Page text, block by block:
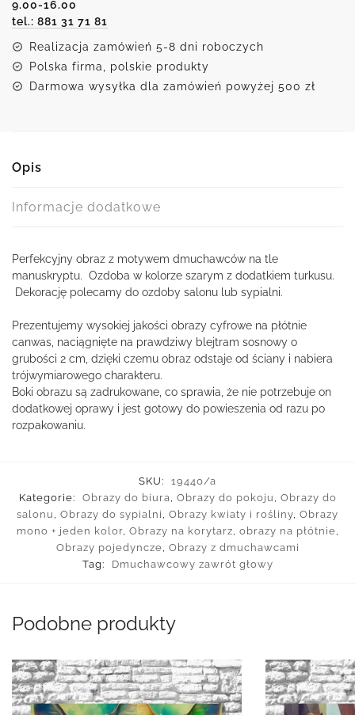
tle
rękopisu
9.00-16.00
tel.: 881 31 71 81
Realizacja zamówień 5-8 dni roboczych
Polska firma, polskie produkty
Darmowa wysyłka dla zamówień powyżej 500 zł
Opis
Informacje dodatkowe
Perfekcyjny obraz z motywem dmuchawców na tle
manuskryptu. Ozdoba w kolorze szarym z dodatkiem turkusu.
Dekorację polecamy do ozdoby salonu lub sypialni.
Prezentujemy wysokiej jakości obrazy cyfrowe na płótnie
canwas, naciągnięte na prawdziwy blejtram sosnowy o
grubości 2 cm, dzięki czemu obraz odstaje od ściany i nabiera
trójwymiarowego charakteru.
Boki obrazu są zadrukowane, co sprawia, że nie potrzebuje on
dodatkowej oprawy i jest gotowy do powieszenia od razu po
rozpakowaniu.
SKU:
19440/a
Kategorie:
Obrazy do biura, Obrazy do pokoju , Obrazy do
salonu , Obrazy do sypialni , Obrazy kwiaty i rośliny, Obrazy
mono + jeden kolor, Obrazy na korytarz, obrazy na płótnie,
Obrazy pojedyncze, Obrazy z dmuchawcami
Tag:
Dmuchawcowy zawrót głowy
Podobne produkty